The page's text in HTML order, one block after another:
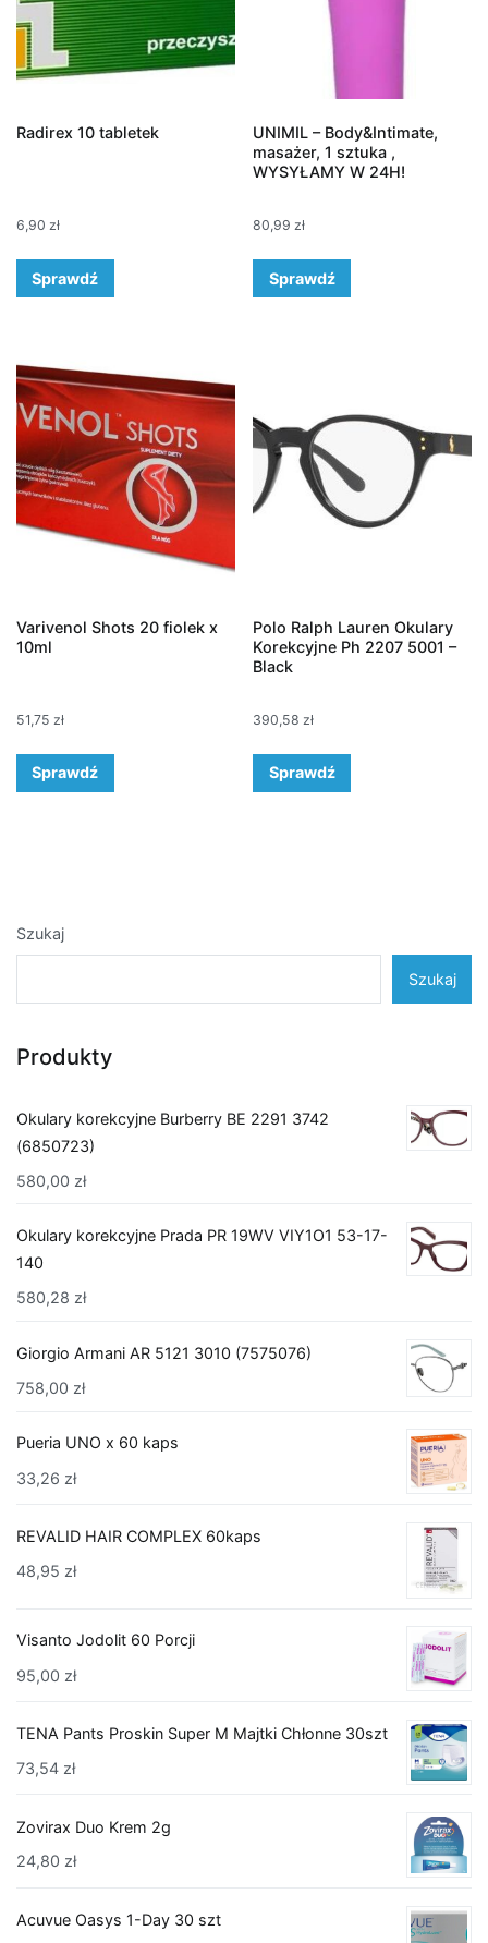
Radirex 10 tabletek
6,90 zł
Sprawdź
UNIMIL – Body&Intimate,
masażer, 1 sztuka ,
WYSYŁAMY W 24H!
80,99 zł
Sprawdź
Varivenol Shots 20 fiolek x
10ml
51,75 zł
Sprawdź
Polo Ralph Lauren Okulary
Korekcyjne Ph 2207 5001 –
Black
390,58 zł
Sprawdź
Szukaj
Szukaj
Produkty
Okulary korekcyjne Burberry BE 2291 3742
(6850723)
580,00 zł
Okulary korekcyjne Prada PR 19WV VIY1O1 53-17-
140
580,28 zł
Giorgio Armani AR 5121 3010 (7575076)
758,00 zł
Pueria UNO x 60 kaps
33,26 zł
REVALID HAIR COMPLEX 60kaps
48,95 zł
Visanto Jodolit 60 Porcji
95,00 zł
TENA Pants Proskin Super M Majtki Chłonne 30szt
73,54 zł
Zovirax Duo Krem 2g
24,80 zł
Acuvue Oasys 1-Day 30 szt